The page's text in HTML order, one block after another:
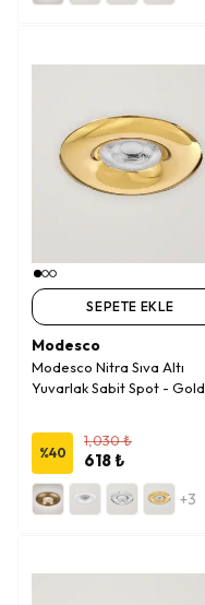
SEPETE EKLE
Modesco
Modesco Nitra Sıva Altı
Yuvarlak Sabit Spot - Gold
%40
1,030 ₺
618 ₺
+3